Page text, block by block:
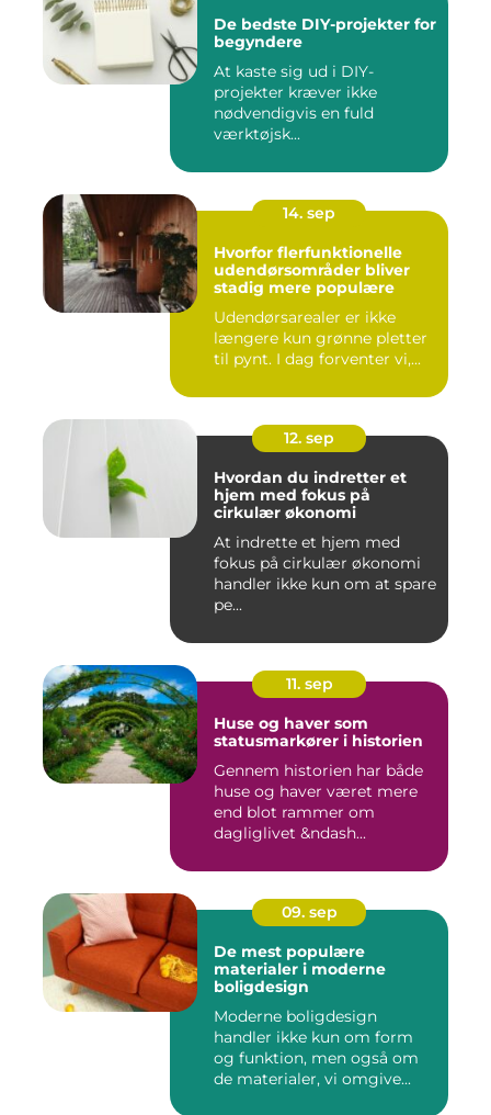
De bedste DIY-projekter for
begyndere
At kaste sig ud i DIY-
projekter kræver ikke
nødvendigvis en fuld
værktøjsk...
14. sep
Hvorfor flerfunktionelle
udendørsområder bliver
stadig mere populære
Udendørsarealer er ikke
længere kun grønne pletter
til pynt. I dag forventer vi,...
12. sep
Hvordan du indretter et
hjem med fokus på
cirkulær økonomi
At indrette et hjem med
fokus på cirkulær økonomi
handler ikke kun om at spare
pe...
11. sep
Huse og haver som
statusmarkører i historien
Gennem historien har både
huse og haver været mere
end blot rammer om
dagliglivet &ndash...
09. sep
De mest populære
materialer i moderne
boligdesign
Moderne boligdesign
handler ikke kun om form
og funktion, men også om
de materialer, vi omgive...